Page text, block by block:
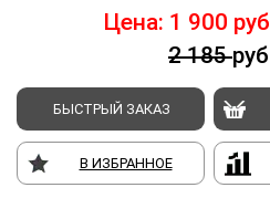
Цена: 1 900 руб
2 185руб
БЫСТРЫЙ ЗАКАЗ
В ИЗБРАННОЕ